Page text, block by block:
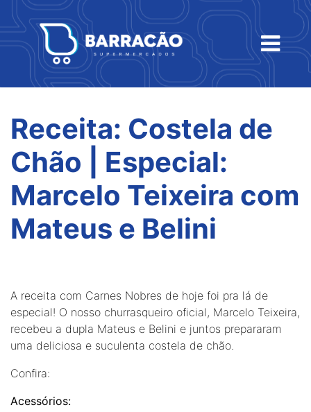
Receita: Costela de
Chão | Especial:
Marcelo Teixeira com
Mateus e Belini
A receita com Carnes Nobres de hoje foi pra lá de
especial! O nosso churrasqueiro oficial, Marcelo Teixeira,
recebeu a dupla Mateus e Belini e juntos prepararam
uma deliciosa e suculenta costela de chão.
Confira:
Acessórios: